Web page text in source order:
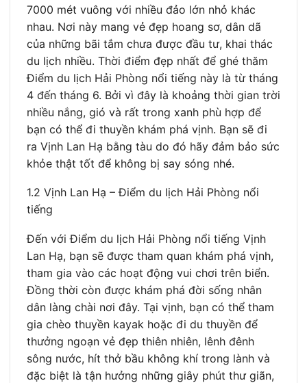
7000 mét vuông với nhiều đảo lớn nhỏ khác
nhau. Nơi này mang vẻ đẹp hoang sơ, dân dã
của những bãi tắm chưa được đầu tư, khai thác
du lịch nhiều. Thời điểm đẹp nhất để ghé thăm
Điểm du lịch Hải Phòng nổi tiếng này là từ tháng
4 đến tháng 6. Bởi vì đây là khoảng thời gian trời
nhiều nắng, gió và rất trong xanh phù hợp để
bạn có thể đi thuyền khám phá vịnh. Bạn sẽ đi
ra Vịnh Lan Hạ bằng tàu do đó hãy đảm bảo sức
khỏe thật tốt để không bị say sóng nhé.
1.2 Vịnh Lan Hạ – Điểm du lịch Hải Phòng nổi
tiếng
Đến với Điểm du lịch Hải Phòng nổi tiếng Vịnh
Lan Hạ, bạn sẽ được tham quan khám phá vịnh,
tham gia vào các hoạt động vui chơi trên biển.
Đồng thời còn được khám phá đời sống nhân
dân làng chài nơi đây. Tại vịnh, bạn có thể tham
gia chèo thuyền kayak hoặc đi du thuyền để
thưởng ngoạn vẻ đẹp thiên nhiên, lênh đênh
sông nước, hít thở bầu không khí trong lành và
đặc biệt là tận hưởng những giây phút thư giãn,